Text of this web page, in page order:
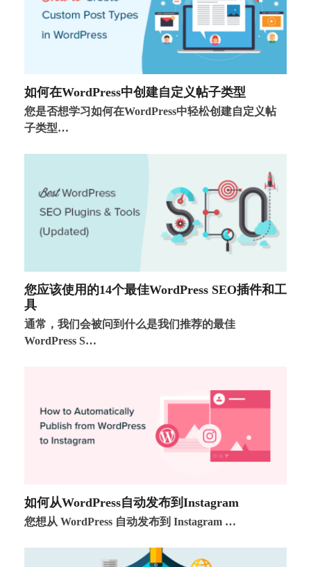
如何在WordPress中创建自定义帖子类型
您是否想学习如何在WordPress中轻松创建自定义帖
子类型…
您应该使用的14个最佳WordPress SEO插件和工
具
通常，我们会被问到什么是我们推荐的最佳
WordPress S…
如何从WordPress自动发布到Instagram
您想从 WordPress 自动发布到 Instagram …